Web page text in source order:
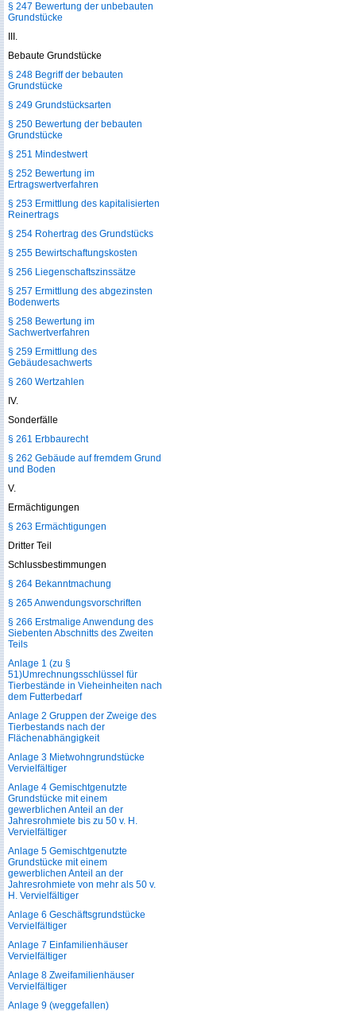
§ 247 Bewertung der unbebauten
Grundstücke
III.
Bebaute Grundstücke
§ 248 Begriff der bebauten
Grundstücke
§ 249 Grundstücksarten
§ 250 Bewertung der bebauten
Grundstücke
§ 251 Mindestwert
§ 252 Bewertung im
Ertragswertverfahren
§ 253 Ermittlung des kapitalisierten
Reinertrags
§ 254 Rohertrag des Grundstücks
§ 255 Bewirtschaftungskosten
§ 256 Liegenschaftszinssätze
§ 257 Ermittlung des abgezinsten
Bodenwerts
§ 258 Bewertung im
Sachwertverfahren
§ 259 Ermittlung des
Gebäudesachwerts
§ 260 Wertzahlen
IV.
Sonderfälle
§ 261 Erbbaurecht
§ 262 Gebäude auf fremdem Grund
und Boden
V.
Ermächtigungen
§ 263 Ermächtigungen
Dritter Teil
Schlussbestimmungen
§ 264 Bekanntmachung
§ 265 Anwendungsvorschriften
§ 266 Erstmalige Anwendung des
Siebenten Abschnitts des Zweiten
Teils
Anlage 1 (zu §
51)Umrechnungsschlüssel für
Tierbestände in Vieheinheiten nach
dem Futterbedarf
Anlage 2 Gruppen der Zweige des
Tierbestands nach der
Flächenabhängigkeit
Anlage 3 Mietwohngrundstücke
Vervielfältiger
Anlage 4 Gemischtgenutzte
Grundstücke mit einem
gewerblichen Anteil an der
Jahresrohmiete bis zu 50 v. H.
Vervielfältiger
Anlage 5 Gemischtgenutzte
Grundstücke mit einem
gewerblichen Anteil an der
Jahresrohmiete von mehr als 50 v.
H. Vervielfältiger
Anlage 6 Geschäftsgrundstücke
Vervielfältiger
Anlage 7 Einfamilienhäuser
Vervielfältiger
Anlage 8 Zweifamilienhäuser
Vervielfältiger
Anlage 9 (weggefallen)